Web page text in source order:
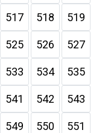
517 518 519
525 526 527
533 534 535
541 542 543
549 550 551